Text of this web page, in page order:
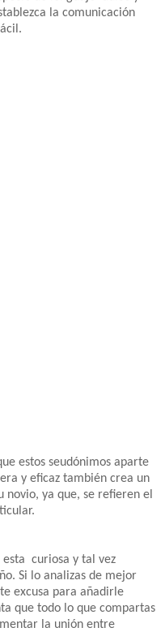
la comunicación
estos seudónimos aparte
y eficaz también crea un
novio, ya que, se refieren el
esta curiosa y tal vez
Si lo analizas de mejor
excusa para añadirle
que todo lo que compartas
la unión entre